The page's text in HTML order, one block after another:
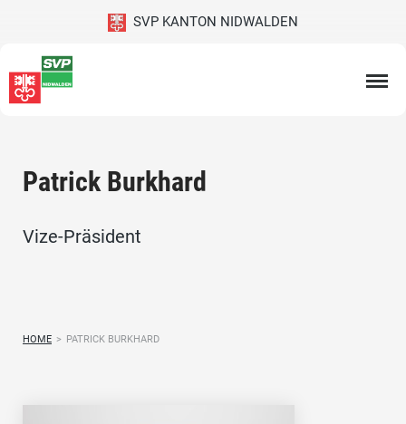
SVP KANTON NIDWALDEN
Patrick Burkhard
Vize-Präsident
HOME > PATRICK BURKHARD